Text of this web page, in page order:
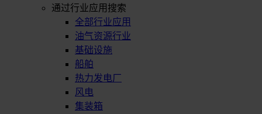
通过行业应用搜索
全部行业应用
油气资源行业
基础设施
船舶
热力发电厂
风电
集装箱